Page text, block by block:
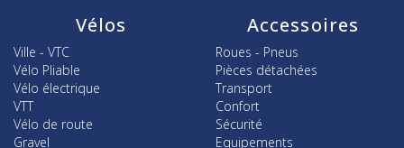
Vélos
Ville - VTC
Vélo Pliable
Vélo électrique
VTT
Vélo de route
Gravel
Accessoires
Roues - Pneus
Pièces détachées
Transport
Confort
Sécurité
Equipements